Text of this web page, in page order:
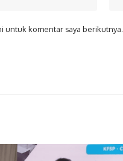
untuk komentar saya berikutnya.